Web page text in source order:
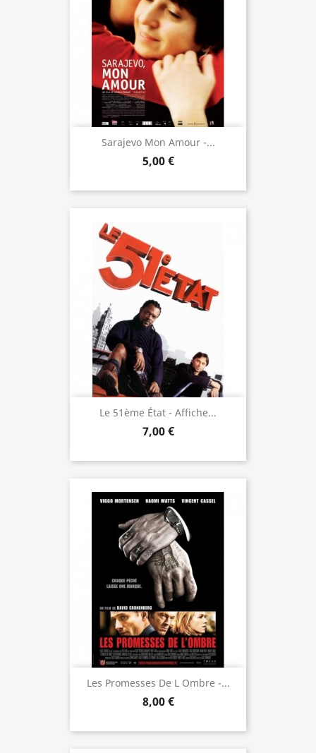
Sarajevo Mon Amour -...
5,00 €
Le 51ème État - Affiche...
7,00 €
Les Promesses De L Ombre -...
8,00 €